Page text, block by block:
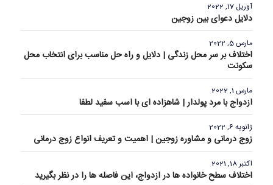
آوریل 17, 2022
دلایل دعوای بین زوجین
مارس 5, 2022
اختلاف بر سر محل زندگی | دلایل و راه حل مناسب برای انتخاب محل
سکونت
مارس 1, 2022
ازدواج با مرد پولدار | شاهزاده ای با اسب سفید لطفا
ژانویه 6, 2022
زوج درمانی و مشاوره زوجین | اهمیت و تعریف انواع زوج درمانی
اکتبر 18, 2021
اختلاف سطح خانواده ها در ازدواج، این فاصله ها را در نظر بگیرید